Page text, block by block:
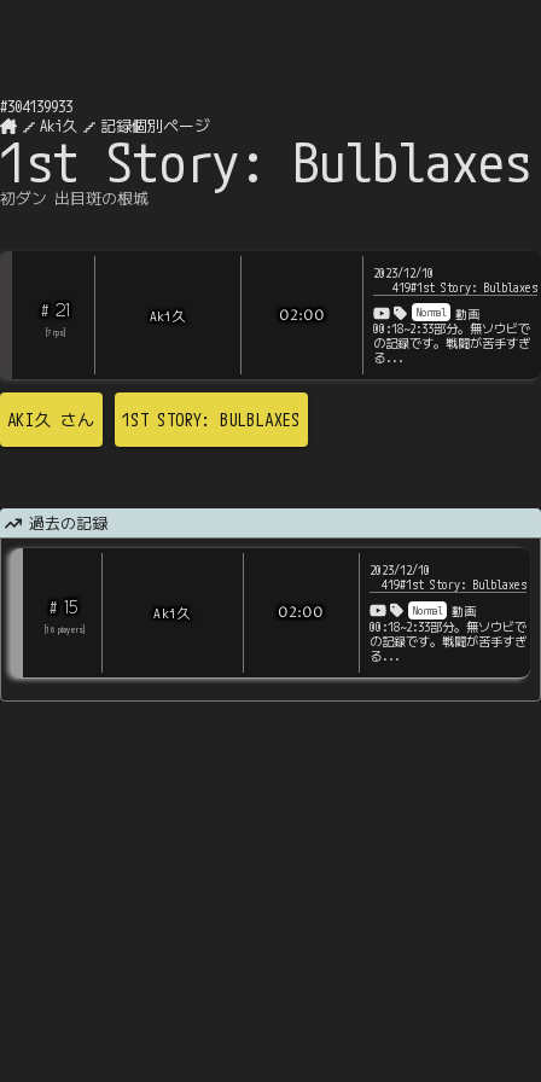
#304139933
Aki久
記録個別ページ
1st Story: Bulblaxes
初ダン 出目斑の根城
# 21
? rps]
Aki久 02:00
2023/12/10
419#1st Story: Bulblaxes
Normal
動画
00:18~2:33部分。無ソウビで
の記録です。戦闘が苦手すぎ
る...
AKI久 さん 1ST STORY: BULBLAXES
過去の記録
# 15
16 players
Aki久 02:00
2023/12/10
419#1st Story: Bulblaxes
Normal
動画
00:18~2:33部分。無ソウビで
の記録です。戦闘が苦手すぎ
る...